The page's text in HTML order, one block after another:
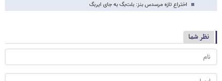
اختراع تازه مرسدس بنز: بلت‌بگ به جای ایربگ
نظر شما